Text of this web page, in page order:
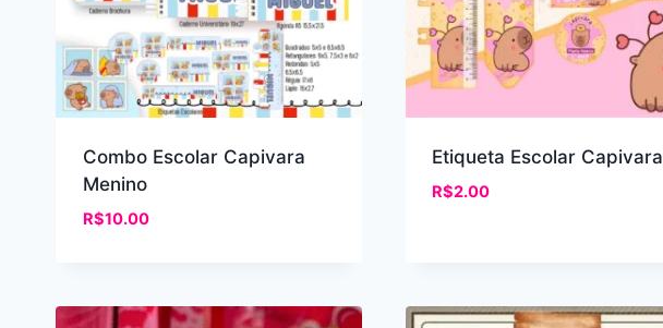
Combo Escolar Capivara
Menino
R$10.00
Etiqueta Escolar Capivara
R$2.00